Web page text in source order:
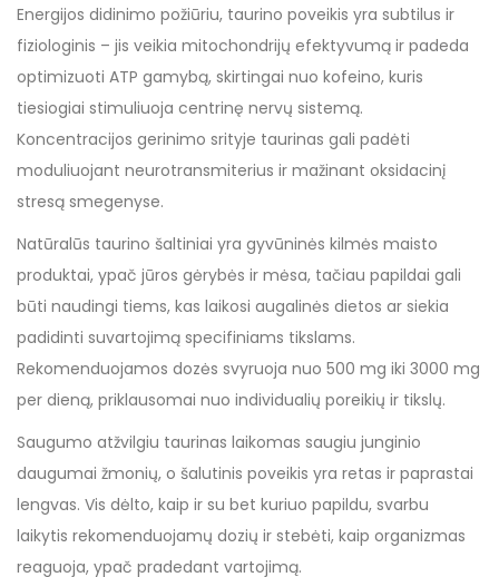
Energijos didinimo požiūriu, taurino poveikis yra subtilus ir
fiziologinis – jis veikia mitochondrijų efektyvumą ir padeda
optimizuoti ATP gamybą, skirtingai nuo kofeino, kuris
tiesiogiai stimuliuoja centrinę nervų sistemą.
Koncentracijos gerinimo srityje taurinas gali padėti
moduliuojant neurotransmiterius ir mažinant oksidacinį
stresą smegenyse.
Natūralūs taurino šaltiniai yra gyvūninės kilmės maisto
produktai, ypač jūros gėrybės ir mėsa, tačiau papildai gali
būti naudingi tiems, kas laikosi augalinės dietos ar siekia
padidinti suvartojimą specifiniams tikslams.
Rekomenduojamos dozės svyruoja nuo 500 mg iki 3000 mg
per dieną, priklausomai nuo individualių poreikių ir tikslų.
Saugumo atžvilgiu taurinas laikomas saugiu junginio
daugumai žmonių, o šalutinis poveikis yra retas ir paprastai
lengvas. Vis dėlto, kaip ir su bet kuriuo papildu, svarbu
laikytis rekomenduojamų dozių ir stebėti, kaip organizmas
reaguoja, ypač pradedant vartojimą.